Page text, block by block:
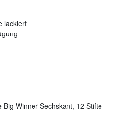
lackiert
Winner Sechskant, 12 Stifte